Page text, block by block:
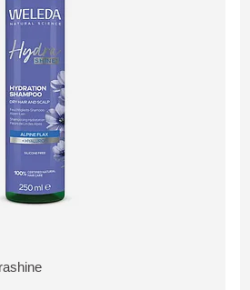
hodnoceno 0 zákazníky